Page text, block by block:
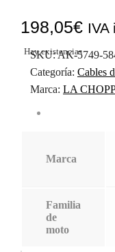
198,05€ IVA
Hay existencias
SKU:AK-5749-
Categoría: Cables
Marca: LA
Marca
Familia
de
moto